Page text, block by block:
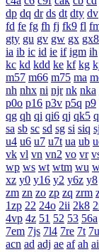
dp dq dr ds dt dty dv
fd fe fg fh fj fk9 fl
gty gu gv gw gx gx8
ia ib ic id ie if igm ih
kc kd kdd ke kf kg
m57 m66 m75 ma
nh nhx ni njr nk nka
p0o p16 p3v p5q p9
qg qh qi qi6 qj qk5
sa sb sc sd sg si siq sj
u4 u6 u7 u7t ua ub
vk vl vn vn2 vo vr
wp ws wt wtm wu
xz y0 y16 y2 y6z y8
zm zn zo zp zq zrm
1zp 22 24o 2ii 2k8
4vp 4z 51 52 53 56a
7em 7js 7l4 7re 7t
acn ad adj ae af ah ai